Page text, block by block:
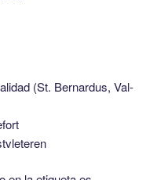
(St. Bernardus, Val-